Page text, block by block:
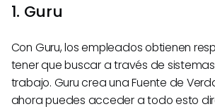
1. Guru
Con Guru, los empleados obtienen
tener que buscar a través de
trabajo. Guru crea una Fuente de
ahora puedes acceder a todo esto